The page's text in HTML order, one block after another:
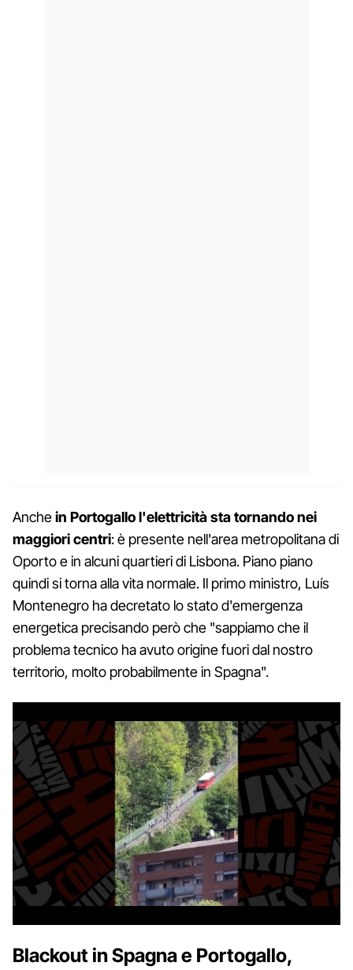
Anchein Portogallo l'elettricità sta tornando nei
maggiori centri: è presente nell'area metropolitana di
Oporto e in alcuni quartieri di Lisbona. Piano piano
quindi si torna alla vita normale. Il primo ministro, Luís
Montenegro ha decretato lo stato d'emergenza
energetica precisando però che "sappiamo che il
problema tecnico ha avuto origine fuori dal nostro
territorio, molto probabilmente in Spagna".
Blackout in Spagna e Portogallo,